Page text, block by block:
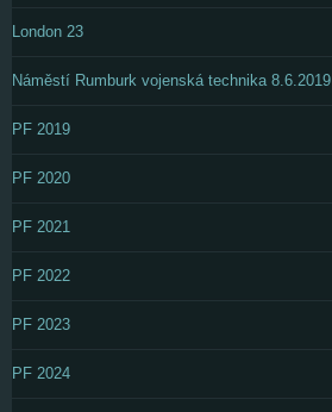
London 23
Náměstí Rumburk vojenská technika 8.6.2019
PF 2019
PF 2020
PF 2021
PF 2022
PF 2023
PF 2024